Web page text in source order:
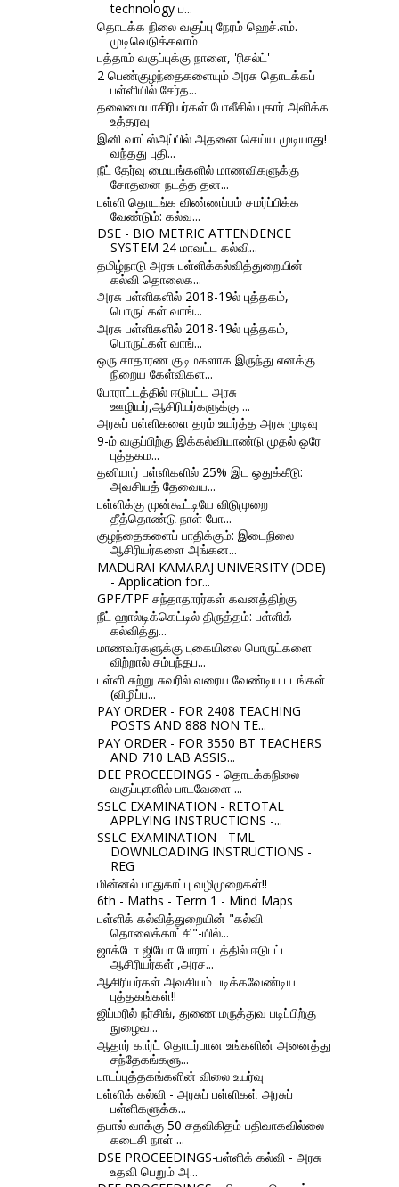
technology ப...
தொடக்க நிலை வகுப்பு நேரம் ஹெச்.எம்.
முடிவெடுக்கலாம்
பத்தாம் வகுப்புக்கு நாளை, 'ரிசல்ட்'
2 பெண்குழந்தைகளையும் அரசு தொடக்கப்
பள்ளியில் சேர்த...
தலைமையாசிரியர்கள் போலீசில் புகார் அளிக்க
உத்தரவு
இனி வாட்ஸ்அப்பில் அதனை செய்ய முடியாது!
வந்தது புதி...
நீட் தேர்வு மையங்களில் மாணவிகளுக்கு
சோதனை நடத்த தன...
பள்ளி தொடங்க விண்ணப்பம் சமர்ப்பிக்க
வேண்டும்: கல்வ...
DSE - BIO METRIC ATTENDENCE
SYSTEM 24 மாவட்ட கல்வி...
தமிழ்நாடு அரசு பள்ளிக்கல்வித்துறையின்
கல்வி தொலைக...
அரசு பள்ளிகளில் 2018-19ல் புத்தகம்,
பொருட்கள் வாங்...
அரசு பள்ளிகளில் 2018-19ல் புத்தகம்,
பொருட்கள் வாங்...
ஒரு சாதாரண குடிமகளாக இருந்து எனக்கு
நிறைய கேள்விகள...
போராட்டத்தில் ஈடுபட்ட அரசு
ஊழியர்,ஆசிரியர்களுக்கு ...
அரசுப் பள்ளிகளை தரம் உயர்த்த அரசு முடிவு
9-ம் வகுப்பிற்கு இக்கல்வியாண்டு முதல் ஒரே
புத்தகம...
தனியார் பள்ளிகளில் 25% இட ஒதுக்கீடு:
அவசியத் தேவைய...
பள்ளிக்கு முன்கூட்டியே விடுமுறை
தீத்தொண்டு நாள் போ...
குழந்தைகளைப் பாதிக்கும்: இடைநிலை
ஆசிரியர்களை அங்கன...
MADURAI KAMARAJ UNIVERSITY (DDE)
- Application for...
GPF/TPF சந்தாதாரர்கள் கவனத்திற்கு
நீட் ஹால்டிக்கெட்டில் திருத்தம்: பள்ளிக்
கல்வித்து...
மாணவர்களுக்கு புகையிலை பொருட்களை
விற்றால் சம்பந்தப...
பள்ளி சுற்று சுவரில் வரைய வேண்டிய படங்கள்
(விழிப்ப...
PAY ORDER - FOR 2408 TEACHING
POSTS AND 888 NON TE...
PAY ORDER - FOR 3550 BT TEACHERS
AND 710 LAB ASSIS...
DEE PROCEEDINGS - தொடக்கநிலை
வகுப்புகளில் பாடவேளை ...
SSLC EXAMINATION - RETOTAL
APPLYING INSTRUCTIONS -...
SSLC EXAMINATION - TML
DOWNLOADING INSTRUCTIONS -
REG
மின்னல் பாதுகாப்பு வழிமுறைகள்!!
6th - Maths - Term 1 - Mind Maps
பள்ளிக் கல்வித்துறையின் "கல்வி
தொலைக்காட்சி"-யில்...
ஜாக்டோ ஜியோ போராட்டத்தில் ஈடுபட்ட
ஆசிரியர்கள் ,அரச...
ஆசிரியர்கள் அவசியம் படிக்கவேண்டிய
புத்தகங்கள்!!
ஜிப்மரில் நர்சிங், துணை மருத்துவ படிப்பிற்கு
நுழைவ...
ஆதார் கார்ட் தொடர்பான உங்களின் அனைத்து
சந்தேகங்களு...
பாடப்புத்தகங்களின் விலை உயர்வு
பள்ளிக் கல்வி - அரசுப் பள்ளிகள் அரசுப்
பள்ளிகளுக்க...
தபால் வாக்கு 50 சதவிகிதம் பதிவாகவில்லை
கடைசி நாள் ...
DSE PROCEEDINGS-பள்ளிக் கல்வி - அரசு
உதவி பெறும் அ...